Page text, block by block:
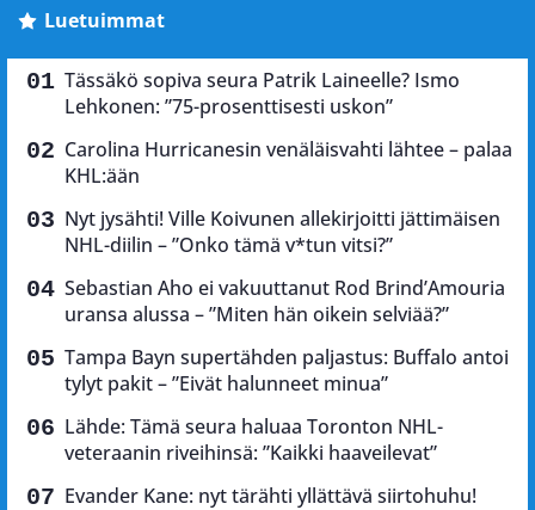
Luetuimmat
Tässäkö sopiva seura Patrik Laineelle? Ismo
Lehkonen: ”75-prosenttisesti uskon”
Carolina Hurricanesin venäläisvahti lähtee – palaa
KHL:ään
Nyt jysähti! Ville Koivunen allekirjoitti jättimäisen
NHL-diilin – ”Onko tämä v*tun vitsi?”
Sebastian Aho ei vakuuttanut Rod Brind’Amouria
uransa alussa – ”Miten hän oikein selviää?”
Tampa Bayn supertähden paljastus: Buffalo antoi
tylyt pakit – ”Eivät halunneet minua”
Lähde: Tämä seura haluaa Toronton NHL-
veteraanin riveihinsä: ”Kaikki haaveilevat”
Evander Kane: nyt tärähti yllättävä siirtohuhu!